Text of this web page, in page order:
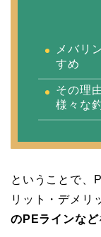
メバリ
すめ
その理
様々な
ということで、
リット・デメリ
のPEラインなど